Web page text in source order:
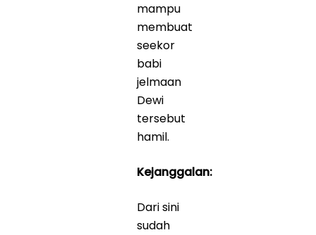
mampu
membuat
seekor
babi
jelmaan
Dewi
tersebut
hamil.
Kejanggalan:
Dari sini
sudah